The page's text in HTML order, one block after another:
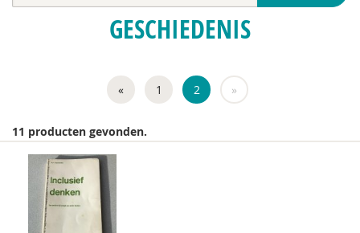
Jan SteyaertGESCHIEDENIS
« 1 2 »
11 producten gevonden.